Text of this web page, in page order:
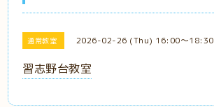
通常教室 2026-02-26 (Thu) 16:00～18:30
習志野台教室